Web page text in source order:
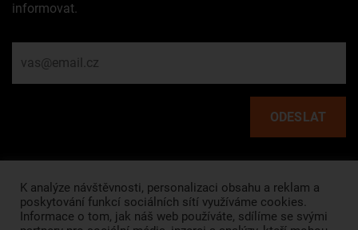
informovat.
Rychlé odkazy
HLAVNÍ STRÁNKA
K analýze návštěvnosti, personalizaci obsahu a reklam a
poskytování funkcí sociálních sítí využíváme cookies.
Informace o tom, jak náš web používáte, sdílíme se svými